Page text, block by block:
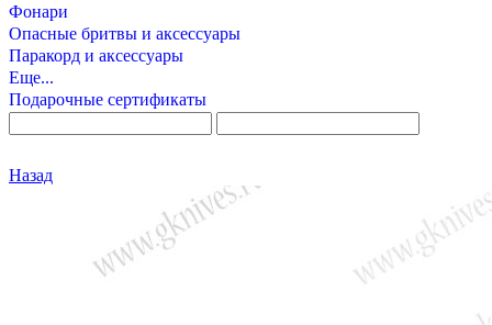
Фонари
Опасные бритвы и аксессуары
Паракорд и аксессуары
Еще...
Подарочные сертификаты
Назад